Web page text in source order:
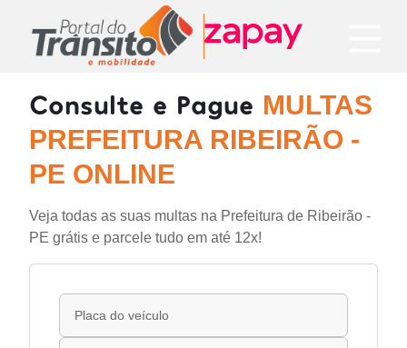
Consulte e Pague MULTAS
PREFEITURA RIBEIRÃO -
PE ONLINE
Veja todas as suas multas na Prefeitura de Ribeirão -
PE grátis e parcele tudo em até 12x!